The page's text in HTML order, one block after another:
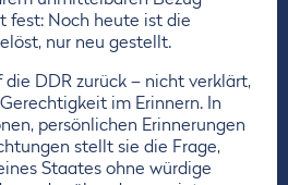
fest: Noch heute ist die
nur neu gestellt.
DDR zurück – nicht verklärt,
im Erinnern. In
persönlichen Erinnerungen
stellt sie die Frage,
Staates ohne würdige